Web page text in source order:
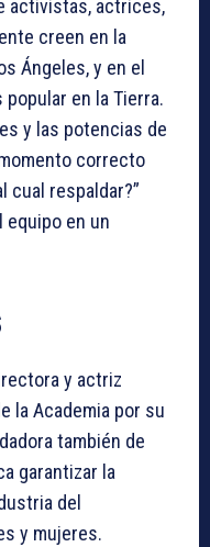
activistas, actrices,
creen en la
Ángeles, y en el
en la Tierra.
y las potencias de
momento correcto
cual respaldar?”
equipo en un
y actriz
la Academia por su
también de
garantizar la
del
y mujeres.